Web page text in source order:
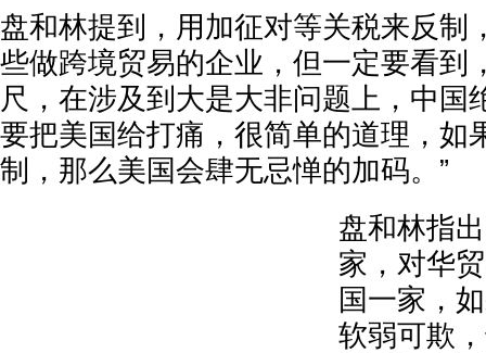
盘和林提到，用加征对等关税来反制
些做跨境贸易的企业，但一定要看到
尺，在涉及到大是大非问题上，中国
要把美国给打痛，很简单的道理，如
制，那么美国会肆无忌惮的加码。”
盘和林指
家，对华
国一家，
软弱可欺